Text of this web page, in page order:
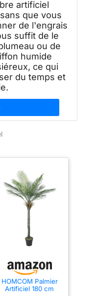
artificiel
que vous
de l'engrais
suffit de le
ou de
humide
ce qui
du temps et
HOMCOM Palmier
Artificiel 180 cm